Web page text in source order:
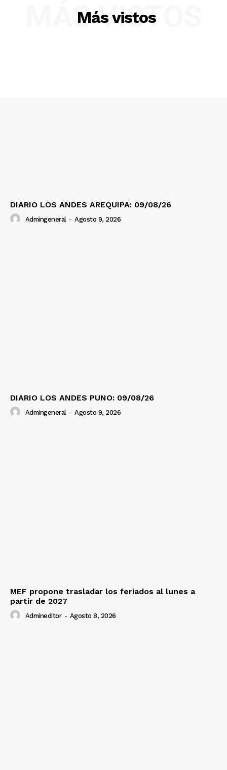
Más vistos
MÁS VISTOS
DIARIO LOS ANDES AREQUIPA: 09/08/26
Admingeneral - Agosto 9, 2026
DIARIO LOS ANDES PUNO: 09/08/26
Admingeneral - Agosto 9, 2026
MEF propone trasladar los feriados al lunes a
partir de 2027
Admineditor - Agosto 8, 2026